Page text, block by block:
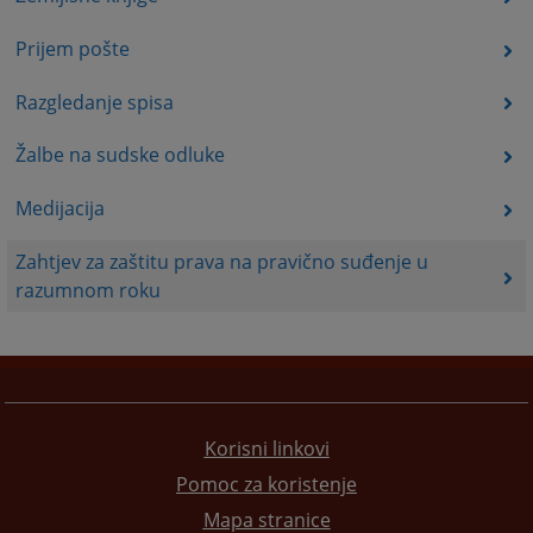
Prijem pošte
Razgledanje spisa
Žalbe na sudske odluke
Medijacija
Zahtjev za zaštitu prava na pravično suđenje u
razumnom roku
Korisni linkovi
Pomoc za koristenje
Mapa stranice